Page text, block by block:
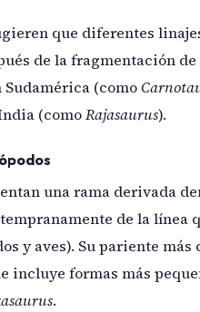
que diferentes
de la fragmentación
(como
(comoRajasaurus).
una rama derivada
de la
y aves). Su pariente más
incluye formas más
.